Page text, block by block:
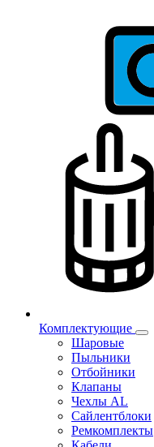
Комплектующие
Шаровые
Пыльники
Отбойники
Клапаны
Чехлы AL
Сайлентблоки
Ремкомплекты